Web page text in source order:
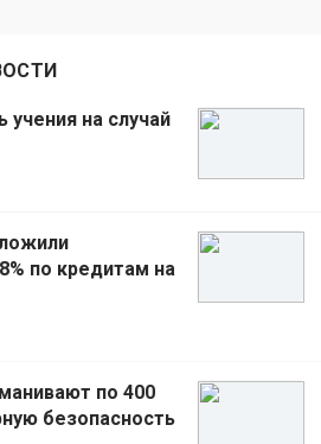
учения на случай
по кредитам на
по 400
безопасность